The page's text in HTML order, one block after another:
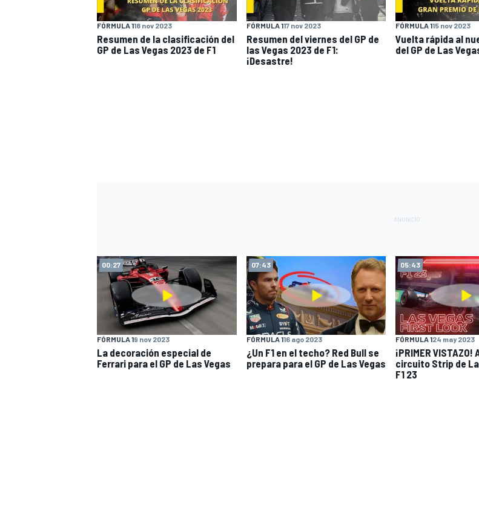
FÓRMULA 118 nov 2023
Resumen de la clasificación del
GP de Las Vegas 2023 de F1
FÓRMULA 117 nov 2023
Resumen del viernes del GP de
las Vegas 2023 de F1:
¡Desastre!
FÓRMULA 115 nov 2023
Vuelta rápida al
del GP de Las
00:27
FÓRMULA 19 nov 2023
La decoración especial de
Ferrari para el GP de Las Vegas
07:43
FÓRMULA 116 ago 2023
¿Un F1 en el techo? Red Bull se
prepara para el GP de Las Vegas
05:43
FÓRMULA 124 may 2023
¡PRIMER
circuito Strip de
F1 23